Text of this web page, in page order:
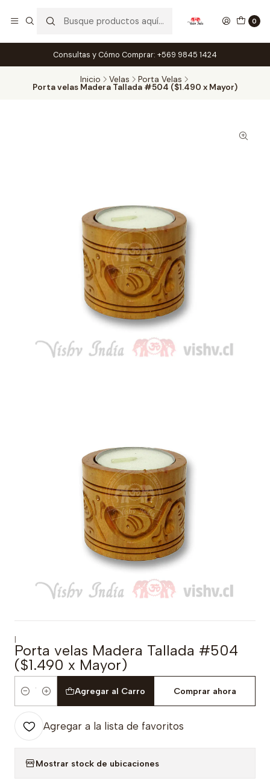
0
Consultas y Cómo Comprar: +569 9845 1424
Inicio Velas Porta Velas
Porta velas Madera Tallada #504 ($1.490 x Mayor)
|
Porta velas Madera Tallada #504
($1.490 x Mayor)
Cantidad
Agregar al Carro Comprar ahora
Agregar a la lista de favoritos
Mostrar stock de ubicaciones